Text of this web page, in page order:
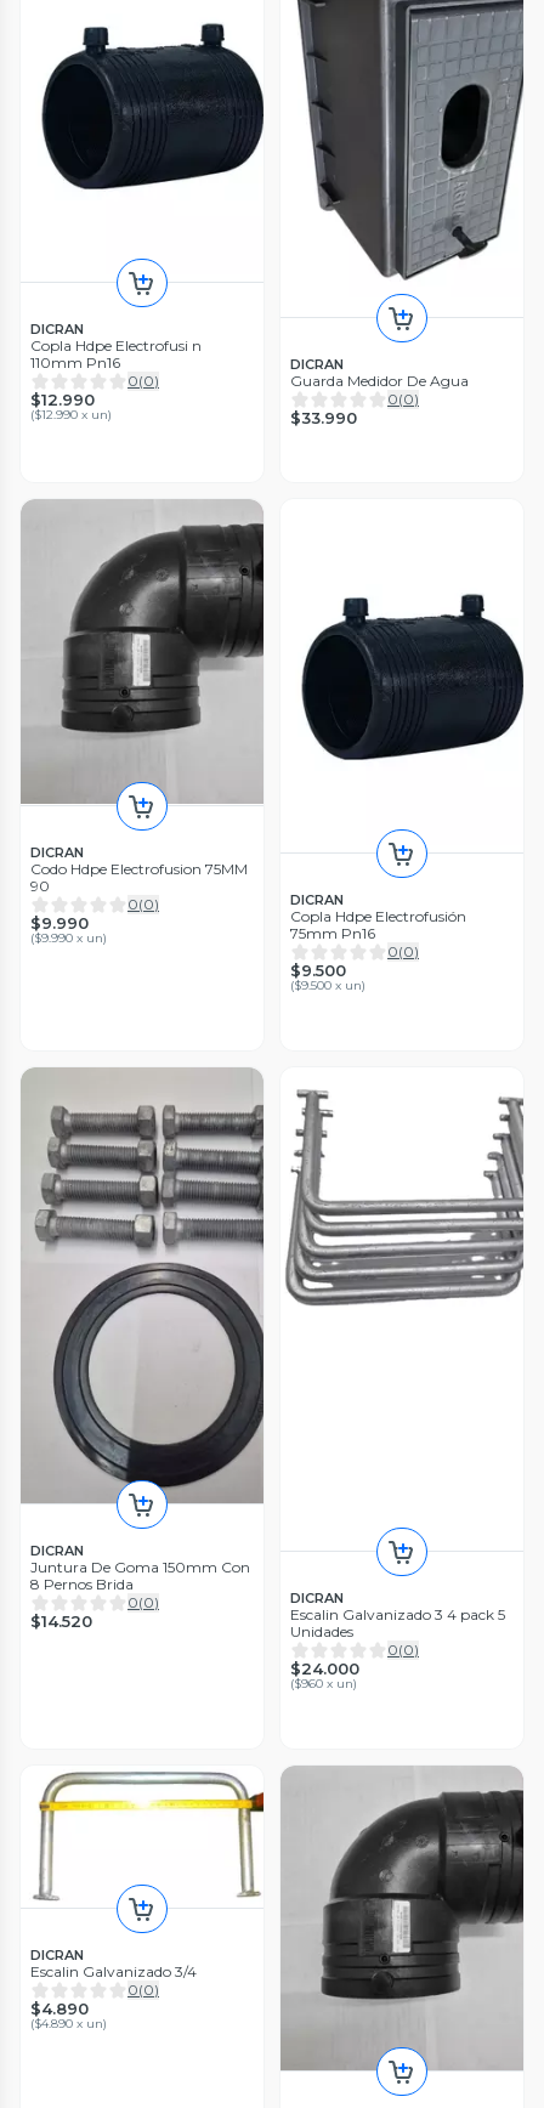
DICRAN
Copla Hdpe Electrofusi n
110mm Pn16
0(0)
$12.990
($12.990 x un)
DICRAN
Guarda Medidor De Agua
0(0)
$33.990
DICRAN
Codo Hdpe Electrofusion 75MM
90
0(0)
$9.990
($9.990 x un)
DICRAN
Copla Hdpe Electrofusión
75mm Pn16
0(0)
$9.500
($9.500 x un)
DICRAN
Juntura De Goma 150mm Con
8 Pernos Brida
0(0)
$14.520
DICRAN
Escalin Galvanizado 3 4 pack 5
Unidades
0(0)
$24.000
($960 x un)
DICRAN
Escalin Galvanizado 3/4
0(0)
$4.890
($4.890 x un)